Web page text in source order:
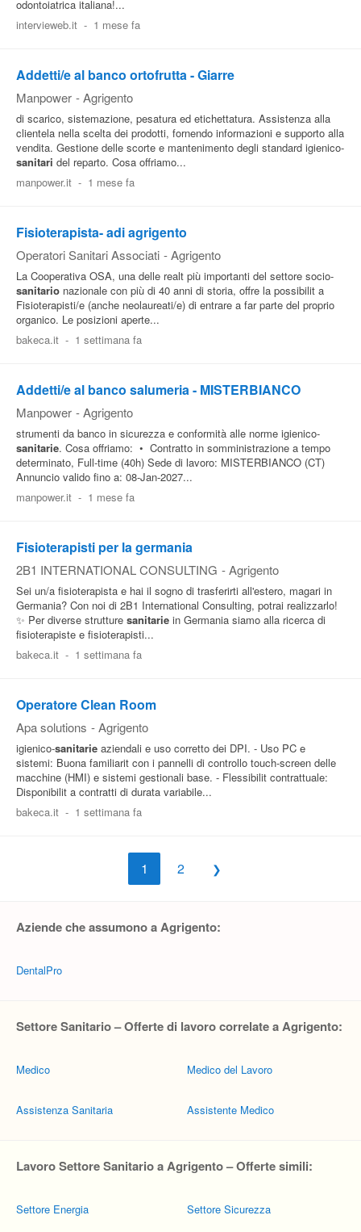
odontoiatrica italiana!...
intervieweb.it - 1 mese fa
Addetti/e al banco ortofrutta - Giarre
Manpower - Agrigento
di scarico, sistemazione, pesatura ed etichettatura. Assistenza alla
clientela nella scelta dei prodotti, fornendo informazioni e supporto alla
vendita. Gestione delle scorte e mantenimento degli standard igienico-
sanitari del reparto. Cosa offriamo...
manpower.it - 1 mese fa
Fisioterapista- adi agrigento
Operatori Sanitari Associati - Agrigento
La Cooperativa OSA, una delle realt più importanti del settore socio-
sanitario nazionale con più di 40 anni di storia, offre la possibilit a
Fisioterapisti/e (anche neolaureati/e) di entrare a far parte del proprio
organico. Le posizioni aperte...
bakeca.it - 1 settimana fa
Addetti/e al banco salumeria - MISTERBIANCO
Manpower - Agrigento
strumenti da banco in sicurezza e conformità alle norme igienico-
sanitarie. Cosa offriamo: • Contratto in somministrazione a tempo
determinato, Full-time (40h) Sede di lavoro: MISTERBIANCO (CT)
Annuncio valido fino a: 08-Jan-2027...
manpower.it - 1 mese fa
Fisioterapisti per la germania
2B1 INTERNATIONAL CONSULTING - Agrigento
Sei un/a fisioterapista e hai il sogno di trasferirti all'estero, magari in
Germania? Con noi di 2B1 International Consulting, potrai realizzarlo!
✨ Per diverse strutture sanitarie in Germania siamo alla ricerca di
fisioterapiste e fisioterapisti...
bakeca.it - 1 settimana fa
Operatore Clean Room
Apa solutions - Agrigento
igienico-sanitarie aziendali e uso corretto dei DPI. - Uso PC e
sistemi: Buona familiarit con i pannelli di controllo touch-screen delle
macchine (HMI) e sistemi gestionali base. - Flessibilit contrattuale:
Disponibilit a contratti di durata variabile...
bakeca.it - 1 settimana fa
1 2
Aziende che assumono a Agrigento:
DentalPro
Settore Sanitario – Offerte di lavoro correlate a Agrigento:
Medico
Assistenza Sanitaria
Medico del Lavoro
Assistente Medico
Lavoro Settore Sanitario a Agrigento – Offerte simili:
Settore Energia Settore Sicurezza